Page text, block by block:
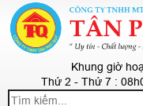
Khung giờ
Thứ 2 - Thứ 7 :